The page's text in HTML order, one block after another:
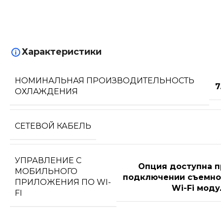
Характеристики
НОМИНАЛЬНАЯ ПРОИЗВОДИТЕЛЬНОСТЬ
ОХЛАЖДЕНИЯ
СЕТЕВОЙ КАБЕЛЬ
УПРАВЛЕНИЕ C
МОБИЛЬНОГО
ПРИЛОЖЕНИЯ ПО WI-
FI
Опция доступна
подключении
Wi-Fi